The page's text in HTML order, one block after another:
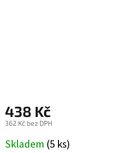
438 Kč
362 Kč bez DPH
cena:
Skladem (5 ks)